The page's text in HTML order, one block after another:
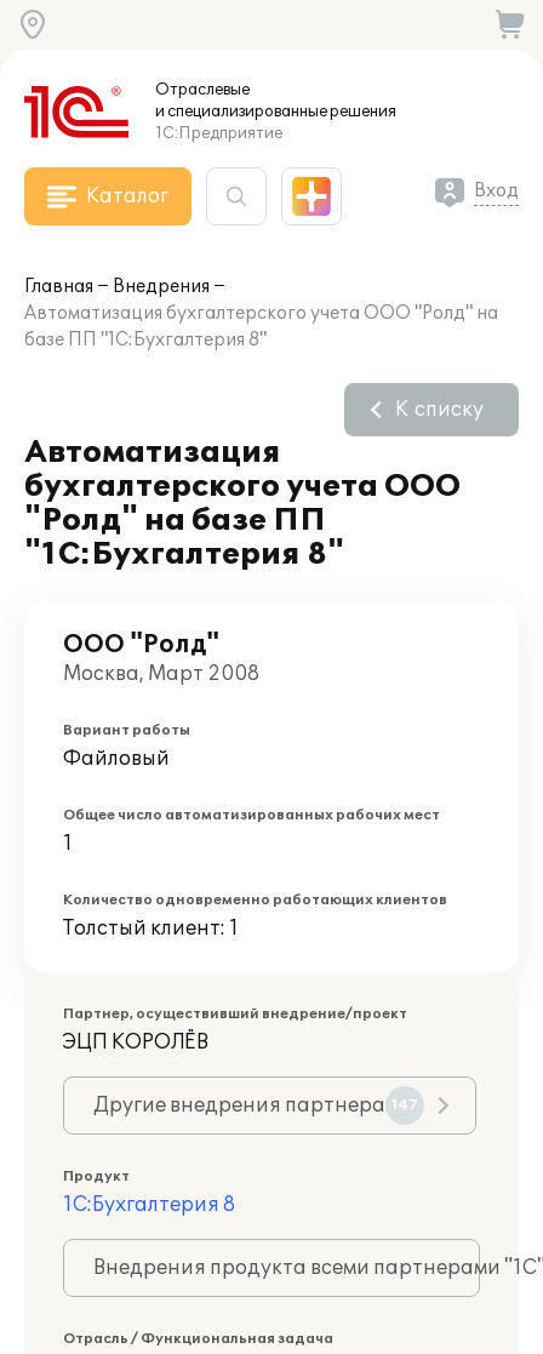
Отраслевые
и специализированныерешения
1С:Предприятие
Каталог Вход
Главная
Внедрения
Автоматизация бухгалтерского учета ООО "Ролд" на
базе ПП "1С:Бухгалтерия 8"
Автоматизация
бухгалтерского учета ООО
"Ролд" на базе ПП
"1С:Бухгалтерия 8"
К списку
ООО "Ролд"
Москва, Март 2008
Вариант работы
Файловый
Общее число автоматизированных рабочих мест
1
Количество одновременно работающих клиентов
Толстый клиент: 1
Партнер, осуществивший внедрение/проект
ЭЦП КОРОЛЁВ
Другие внедрения партнера 147
Продукт
1С:Бухгалтерия 8
Внедрения продукта всеми партнерами
Отрасль / Функциональная задача